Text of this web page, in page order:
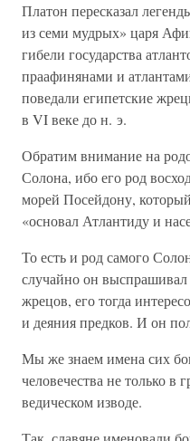
Платон пересказал
из семи мудрых» царя
гибели государства
праафинянами и
поведали египетские
в VI веке до н. э.
Обратим внимание на
Солона, ибо его род
морей Посейдону,
«основал Атлантиду и
То есть и род самого
случайно он
жрецов, его тогда
и деяния предков. И он
Мы же знаем имена сих
человечества не только в
ведическом изводе.